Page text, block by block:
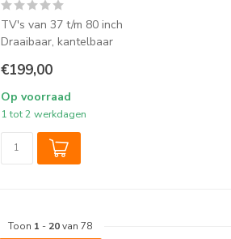
TV's van 37 t/m 80 inch
Draaibaar, kantelbaar
€199,00
Op voorraad
1 tot 2 werkdagen
Toon 1 - 20van 78